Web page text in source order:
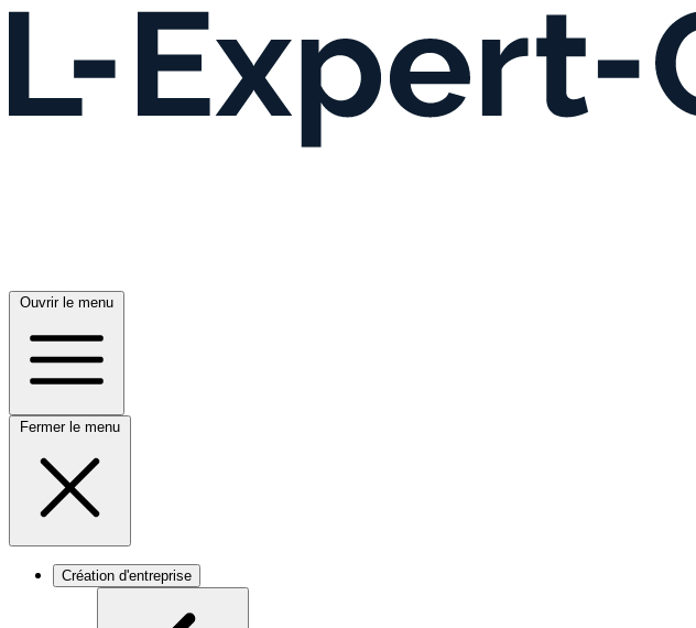
Ouvrir le menu
Fermer le menu
Création d'entreprise